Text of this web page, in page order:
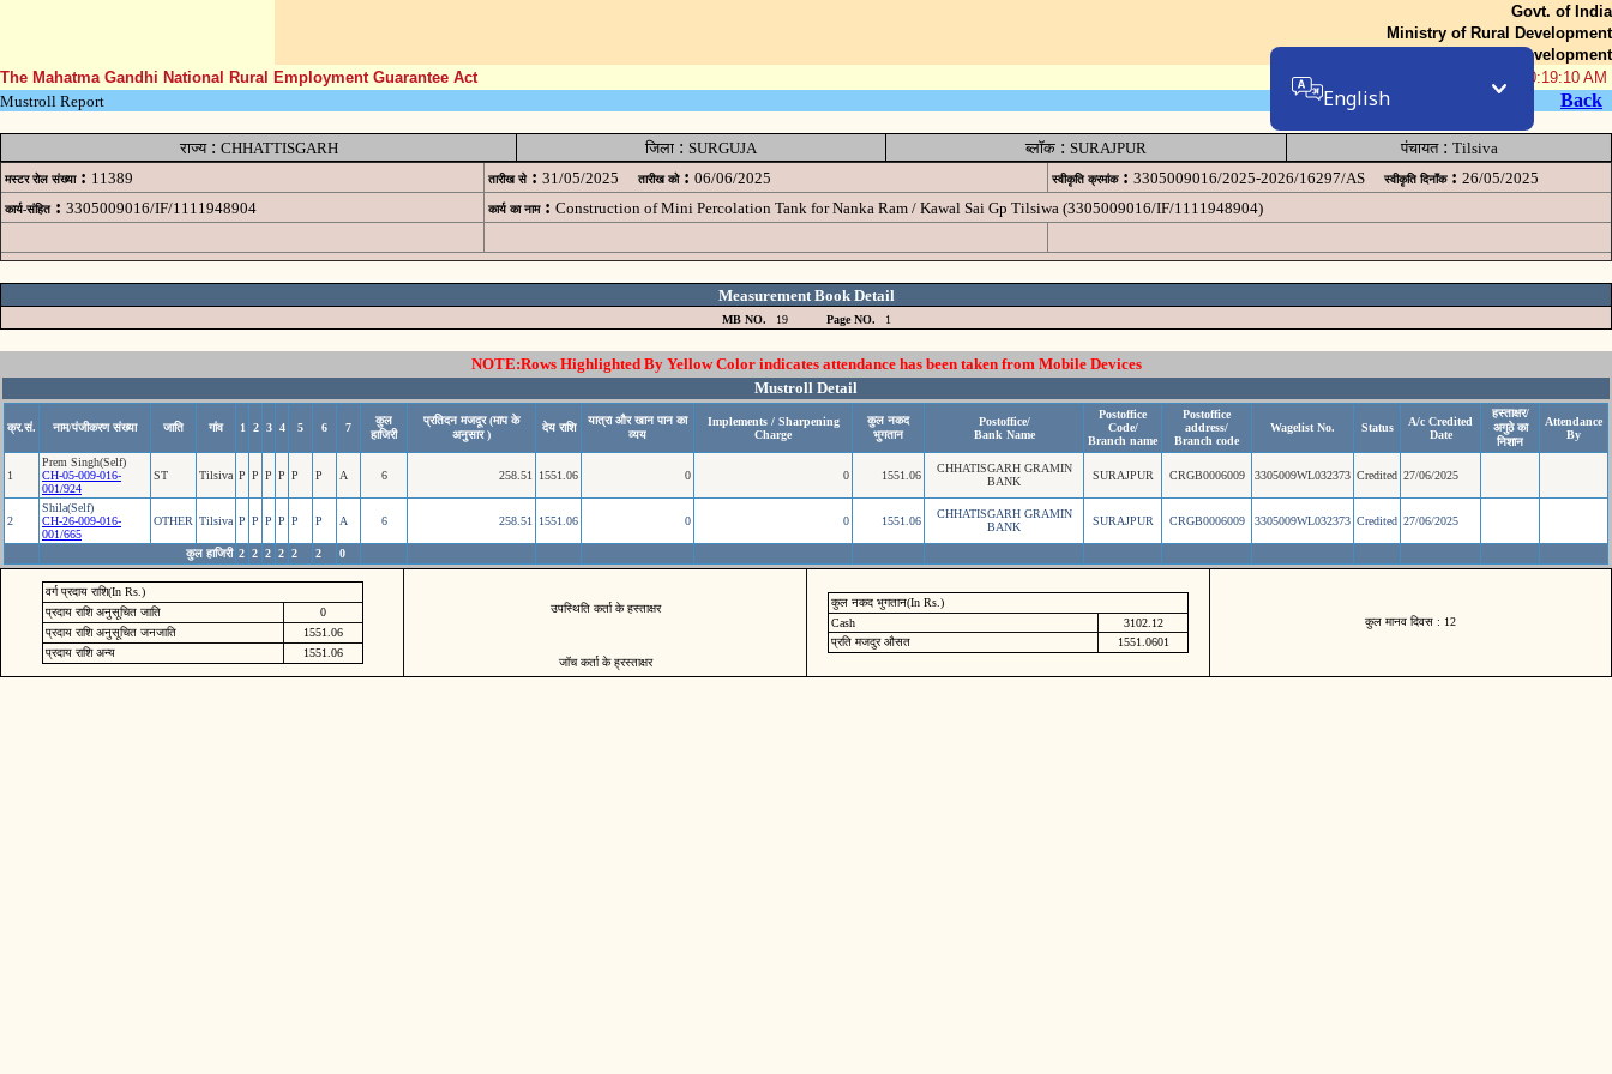
Govt. of India
Ministry of Rural Development
Department of Rural Development
The Mahatma Gandhi National Rural Employment Guarantee Act
10-Aug-2026 10:19:10 AM
Mustroll Report
Back
राज्य: CHHATTISGARH जिला : SURGUJA ब्लॉक : SURAJPUR पंचायत: Tilsiva
मस्टर रोल संख्या : 11389 तारीख से : 31/05/2025 तारीख को : 06/06/2025 स्वीकृति क्रमांक : 3305009016/2025-2026/16297/AS स्वीकृति दिनॉंक : 26/05/2025
कार्य-संहित : 3305009016/IF/1111948904 कार्य का नाम : Construction of Mini Percolation Tank for Nanka Ram / Kawal Sai Gp Tilsiwa (3305009016/IF/1111948904)
Measurement Book Detail
MB NO. 19 Page NO. 1
NOTE:Rows Highlighted By Yellow Color indicates attendance has been taken from Mobile Devices
Mustroll Detail
क्र.सं. नाम/पंजीकरण संख्या जाति गांव 1 2 3 4 5 6 7
कुल
हाजिरी
प्रतिदन मजदूर (माप के
अनुसार )
देय राशि
यात्रा और खान पान का
व्यय
Implements / Sharpening
Charge
कुल नकद
भुगतान
Postoffice/
Bank Name
Postoffice
Code/
Branch name
Postoffice
address/
Branch code
Wagelist No. Status
A/c Credited
Date
हस्ताक्षर/
अगुठे का
निशान
Attendance
By
1
Prem Singh(Self)
CH-05-009-016-
001/924
ST Tilsiva P P P P P P A 6 258.51 1551.06 0 0 1551.06
CHHATISGARH GRAMIN
BANK
SURAJPUR CRGB0006009 3305009WL032373 Credited 27/06/2025
2
Shila(Self)
CH-26-009-016-
001/665
OTHER Tilsiva P P P P P P A 6 258.51 1551.06 0 0 1551.06
CHHATISGARH GRAMIN
BANK
SURAJPUR CRGB0006009 3305009WL032373 Credited 27/06/2025
कुल हाजिरी 2 2 2 2 2 2 0
वर्ग प्रदाय राशि(In Rs.)
प्रदाय राशि अनुसूचित जाति
0
प्रदाय राशि अनुसूचित जनजाति
1551.06
प्रदाय राशि अन्य
1551.06
उपस्थिति कर्ता के हस्ताक्षर
जॉच कर्ता के ह्रस्ताक्षर
कुल नकद भुगतान(In Rs.)
Cash
3102.12
प्रति मजदुर औसत
1551.0601
कुल मानव दिवस : 12
English